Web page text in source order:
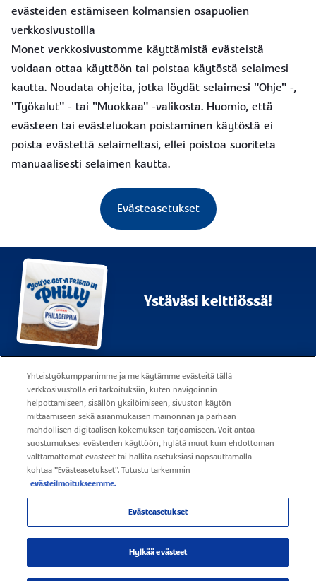
evästeiden estämiseen kolmansien osapuolien
verkkosivustoilla
Monet verkkosivustomme käyttämistä evästeistä
voidaan ottaa käyttöön tai poistaa käytöstä selaimesi
kautta. Noudata ohjeita, jotka löydät selaimesi "Ohje" -,
"Työkalut" - tai "Muokkaa" -valikosta. Huomio, että
evästeen tai evästeluokan poistaminen käytöstä ei
poista evästettä selaimeltasi, ellei poistoa suoriteta
manuaalisesti selaimen kautta.
Evästeasetukset
Ystäväsi keittiössä!
Sivukartta
UKK
Evästekäytäntö
Tietosuoja
Käyttöehdot
Yritysraportointi
Ota yhteyttä
Työpaikat
© 2025 Mondelez United Kingdom – Kaikki oikeudet pidätetään.
Yhteistyökumppanimme ja me käytämme evästeitä tällä
verkkosivustolla eri tarkoituksiin, kuten navigoinnin
helpottamiseen, sisällön yksilöimiseen, sivuston käytön
mittaamiseen sekä asianmukaisen mainonnan ja parhaan
mahdollisen digitaalisen kokemuksen tarjoamiseen. Voit antaa
suostumuksesi evästeiden käyttöön, hylätä muut kuin ehdottoman
välttämättömät evästeet tai hallita asetuksiasi napsauttamalla
kohtaa "Evästeasetukset". Tutustu tarkemmin
evästeilmoitukseemme.
Evästeasetukset
Hylkää evästeet